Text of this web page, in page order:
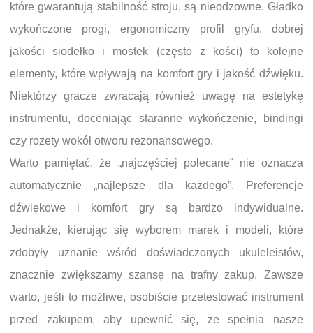
które gwarantują stabilność stroju, są nieodzowne. Gładko
wykończone progi, ergonomiczny profil gryfu, dobrej
jakości siodełko i mostek (często z kości) to kolejne
elementy, które wpływają na komfort gry i jakość dźwięku.
Niektórzy gracze zwracają również uwagę na estetykę
instrumentu, doceniając staranne wykończenie, bindingi
czy rozety wokół otworu rezonansowego.
Warto pamiętać, że „najczęściej polecane” nie oznacza
automatycznie „najlepsze dla każdego”. Preferencje
dźwiękowe i komfort gry są bardzo indywidualne.
Jednakże, kierując się wyborem marek i modeli, które
zdobyły uznanie wśród doświadczonych ukuleleistów,
znacznie zwiększamy szansę na trafny zakup. Zawsze
warto, jeśli to możliwe, osobiście przetestować instrument
przed zakupem, aby upewnić się, że spełnia nasze